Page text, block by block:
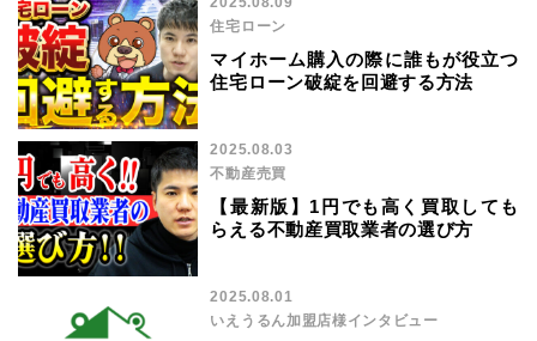
マイホーム購入の際に誰もが役立つ
住宅ローン破綻を回避する方法
住宅ローン
【最新版】1円でも高く買取しても
らえる不動産買取業者の選び方
2025.08.03
不動産売買
2025.08.01
いえうるん加盟店様インタビュー